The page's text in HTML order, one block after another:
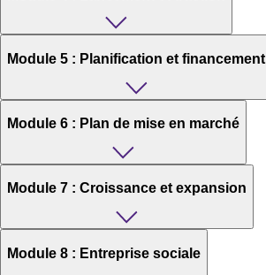
Module 5 : Planification et financement
Module 6 : Plan de mise en marché
Module 7 : Croissance et expansion
Module 8 : Entreprise sociale